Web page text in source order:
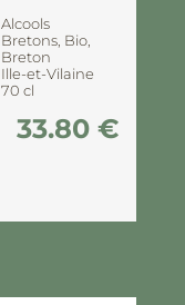
Alcools
Bretons, Bio,
Breton
Ille-et-Vilaine
70 cl
33.80 €